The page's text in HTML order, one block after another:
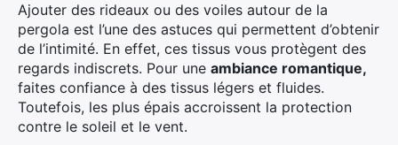
Ajouter des rideaux ou des voiles autour de la
pergola est l’une des astuces qui permettent d’obtenir
de l’intimité. En effet, ces tissus vous protègent des
regards indiscrets. Pour une ambiance romantique,
faites confiance à des tissus légers et fluides.
Toutefois, les plus épais accroissent la protection
contre le soleil et le vent.